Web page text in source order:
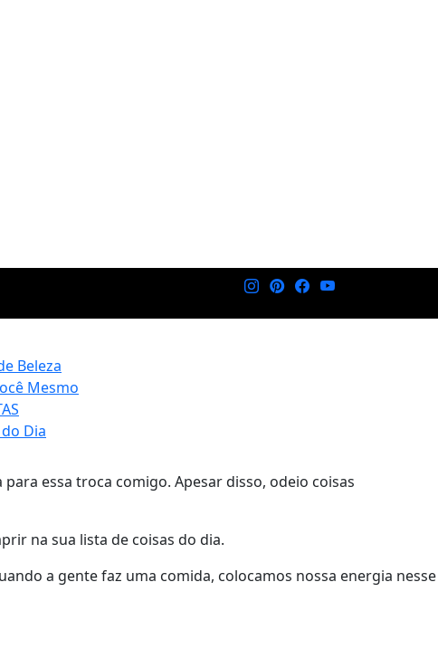
Beleza
Mesmo
Dia
essa troca comigo. Apesar disso, odeio coisas
na sua lista de coisas do dia.
a gente faz uma comida, colocamos nossa energia nesse